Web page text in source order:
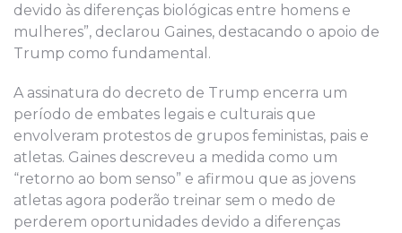
devido às diferenças biológicas entre homens e
mulheres”, declarou Gaines, destacando o apoio de
Trump como fundamental.
A assinatura do decreto de Trump encerra um
período de embates legais e culturais que
envolveram protestos de grupos feministas, pais e
atletas. Gaines descreveu a medida como um
“retorno ao bom senso” e afirmou que as jovens
atletas agora poderão treinar sem o medo de
perderem oportunidades devido a diferenças